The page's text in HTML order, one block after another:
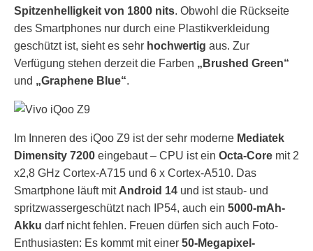
Spitzenhelligkeit von 1800 nits. Obwohl die Rückseite
des Smartphones nur durch eine Plastikverkleidung
geschützt ist, sieht es sehr hochwertig aus. Zur
Verfügung stehen derzeit die Farben „Brushed Green“
und „Graphene Blue“.
Im Inneren des iQoo Z9 ist der sehr moderne Mediatek
Dimensity 7200 eingebaut – CPU ist ein Octa-Core mit 2
x2,8 GHz Cortex-A715 und 6 x Cortex-A510. Das
Smartphone läuft mit Android 14 und ist staub- und
spritzwassergeschützt nach IP54, auch ein 5000-mAh-
Akku darf nicht fehlen. Freuen dürfen sich auch Foto-
Enthusiasten: Es kommt mit einer 50-Megapixel-